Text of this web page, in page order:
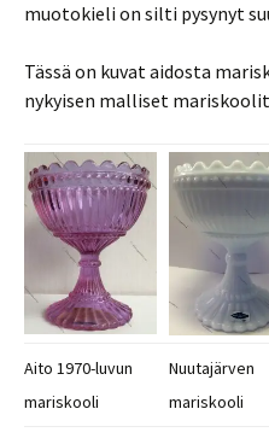
muotokieli on silti pysynyt
Tässä on kuvat aidosta
nykyisen malliset
Aito 1970-luvun
mariskooli
Nuutajärven
mariskooli